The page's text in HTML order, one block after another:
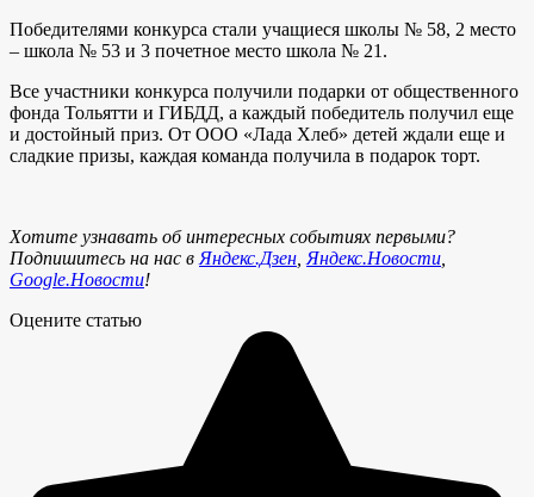
Победителями конкурса стали учащиеся школы № 58, 2 место
– школа № 53 и 3 почетное место школа № 21.
Все участники конкурса получили подарки от общественного
фонда Тольятти и ГИБДД, а каждый победитель получил еще
и достойный приз. От ООО «Лада Хлеб» детей ждали еще и
сладкие призы, каждая команда получила в подарок торт.
Хотите узнавать об интересных событиях первыми?
Подпишитесь на нас в Яндекс.Дзен Яндекс.Новости
Google.Новости!
Оцените статью